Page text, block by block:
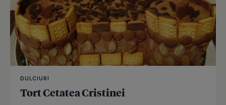
DULCIURI
Tort Cetatea Cristinei